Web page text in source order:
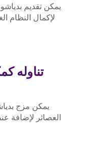
لإكمال النظام
تناوله
العصائر لإضافة